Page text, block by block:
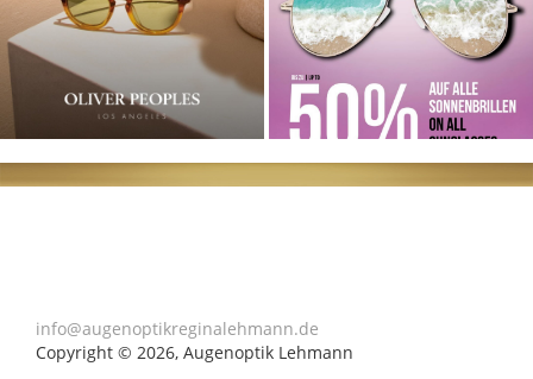
info@augenoptikreginalehmann.de
Copyright © 2026, Augenoptik Lehmann